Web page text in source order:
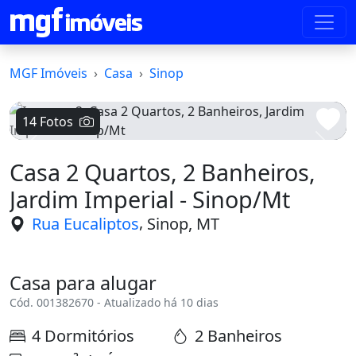
MGF Imóveis Casa Sinop
14 Fotos
Casa 2 Quartos, 2 Banheiros,
Jardim Imperial - Sinop/Mt
Rua Eucaliptos, Sinop, MT
Casa para alugar
Cód. 001382670 - Atualizado há 10 dias
4 Dormitórios
2 Banheiros